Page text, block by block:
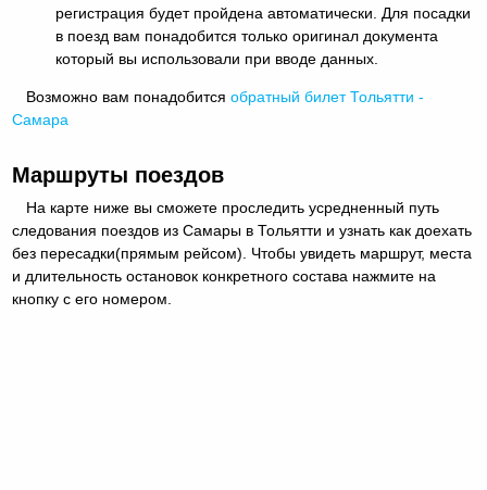
регистрация будет пройдена автоматически. Для посадки
в поезд вам понадобится только оригинал документа
который вы использовали при вводе данных.
Возможно вам понадобитсяобратный билет Тольятти -
Самара
Маршруты поездов
На карте ниже вы сможете проследить усредненный путь
следования поездов из Самары в Тольятти и узнать как доехать
без пересадки(прямым рейсом). Чтобы увидеть маршрут, места
и длительность остановок конкретного состава нажмите на
кнопку с его номером.